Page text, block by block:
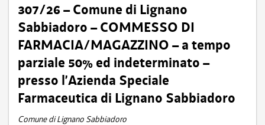
307/26 – Comune di Lignano
Sabbiadoro – COMMESSO DI
FARMACIA/MAGAZZINO – a tempo
parziale 50% ed indeterminato –
presso l’Azienda Speciale
Farmaceutica di Lignano Sabbiadoro
Comune di Lignano Sabbiadoro